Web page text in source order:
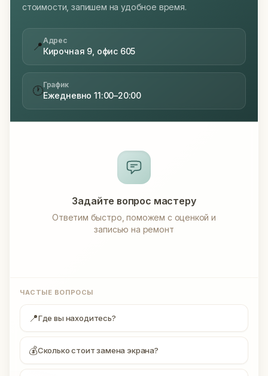
стоимости, запишем на удобное время.
📍Адрес
Кирочная 9, офис 605
🕐График
Ежедневно 11:00–20:00
Задайте вопрос мастеру
Ответим быстро, поможем с оценкой и
записью на ремонт
ЧАСТЫЕ ВОПРОСЫ
📍Где вы находитесь?
💰Сколько стоит замена экрана?